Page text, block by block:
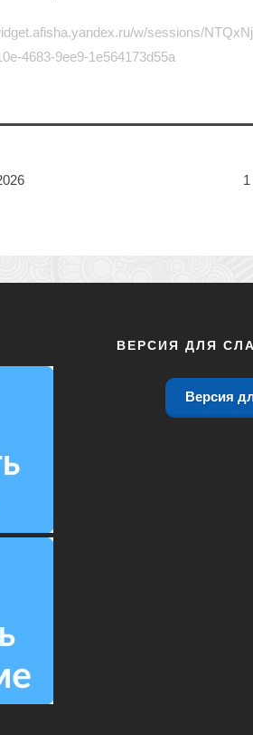
w/sessions/
4683-9ee9-1e564173d55a
ВЕРСИЯ ДЛЯ
Версия